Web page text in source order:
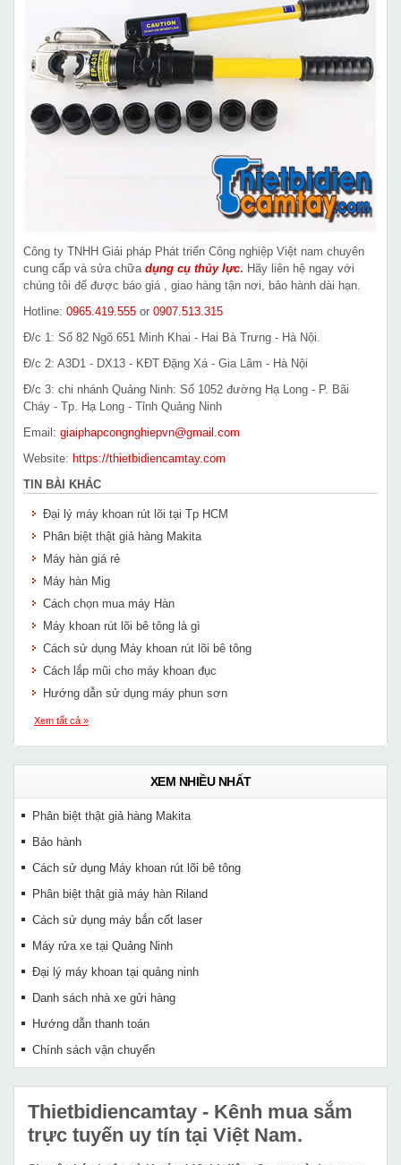
Công ty TNHH Giải pháp Phát triển Công nghiệp Việt nam chuyên
cung cấp và sửa chữa dụng cụ thủy lực. Hãy liên hệ ngay với
chúng tôi để được báo giá , giao hàng tận nơi, bảo hành dài hạn.
Hotline: 0965.419.555 or 0907.513.315
Đ/c 1: Số 82 Ngõ 651 Minh Khai - Hai Bà Trưng - Hà Nội.
Đ/c 2: A3D1 - DX13 - KĐT Đặng Xá - Gia Lâm - Hà Nội
Đ/c 3: chi nhánh Quảng Ninh: Số 1052 đường Hạ Long - P. Bãi
Cháy - Tp. Hạ Long - Tỉnh Quảng Ninh
Email: giaiphapcongnghiepvn@gmail.com
Website: https://thietbidiencamtay.com
TIN BÀI KHÁC
Đại lý máy khoan rút lõi tại Tp HCM
Phân biệt thật giả hàng Makita
Máy hàn giá rẻ
Máy hàn Mig
Cách chọn mua máy Hàn
Máy khoan rút lõi bê tông là gì
Cách sử dụng Máy khoan rút lõi bê tông
Cách lắp mũi cho máy khoan đục
Hướng dẫn sử dụng máy phun sơn
Xem tất cả »
XEM NHIỀU NHẤT
Phân biệt thật giả hàng Makita
Bảo hành
Cách sử dụng Máy khoan rút lõi bê tông
Phân biệt thật giả máy hàn Riland
Cách sử dụng máy bắn cốt laser
Máy rửa xe tại Quảng Ninh
Đại lý máy khoan tại quảng ninh
Danh sách nhà xe gửi hàng
Hướng dẫn thanh toán
Chính sách vận chuyển
Thietbidiencamtay - Kênh mua sắm
trực tuyến uy tín tại Việt Nam.